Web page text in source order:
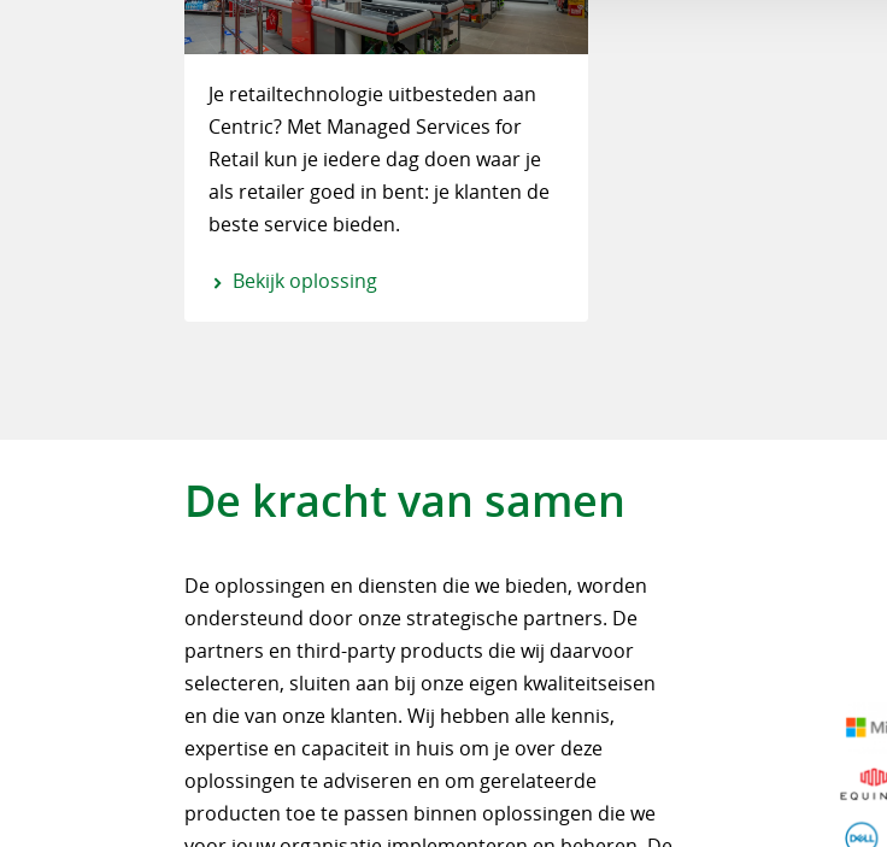
Je retailtechnologie uitbesteden aan
Centric? Met Managed Services for
Retail kun je iedere dag doen waar je
als retailer goed in bent: je klanten de
beste service bieden.
Bekijk oplossing
De kracht van samen
De oplossingen en diensten die we bieden, worden
ondersteund door onze strategische partners. De
partners en third-party products die wij daarvoor
selecteren, sluiten aan bij onze eigen kwaliteitseisen
en die van onze klanten. Wij hebben alle kennis,
expertise en capaciteit in huis om je over deze
oplossingen te adviseren en om gerelateerde
producten toe te passen binnen oplossingen die we